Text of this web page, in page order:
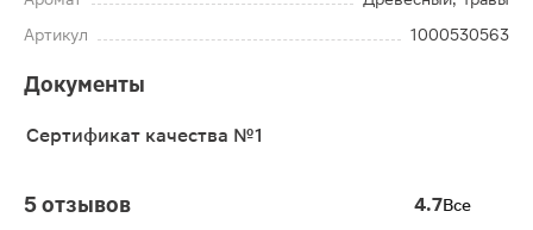
Артикул
1000530563
Документы
Сертификат качества №1
5 отзывов 4.7Все